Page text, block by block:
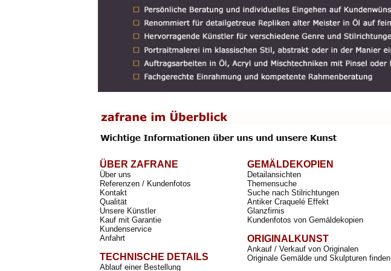
ÜBER ZAFRANE
Über uns
Referenzen / Kundenfotos
Kontakt
Qualität
Unsere Künstler
Kauf mit Garantie
Kundenservice
Anfahrt
TECHNISCHE DETAILS
Ablauf einer Bestellung
GEMÄLDEKOPIEN
Detailansichten
Themensuche
Suche nach Stilrichtungen
Antiker Craquelé Effekt
Glanzfirnis
Kundenfotos von Gemäldekopien
ORIGINALKUNST
Ankauf / Verkauf von Originalen
Originale Gemälde und Skulpturen finden